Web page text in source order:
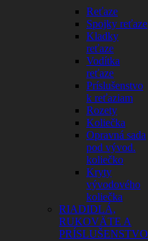
Reťaze
Spojky reťaze
Kladky
reťaze
Vodítka
reťaze
Príslušenstvo
k reťaziam
Rozety
Koliečka
Opravná sada
pod vývod.
koliečko
Kryty
vývodového
koliečka
RIADIDLÁ,
RUKOVÄTE A
PRÍSLUŠENSTVO